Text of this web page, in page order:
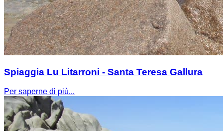
Spiaggia Lu Litarroni - Santa Teresa Gallura
Per saperne di più...